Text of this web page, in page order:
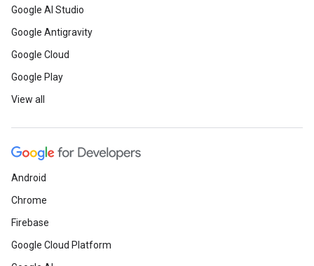
Google AI Studio
Google Antigravity
Google Cloud
Google Play
View all
Android
Chrome
Firebase
Google Cloud Platform